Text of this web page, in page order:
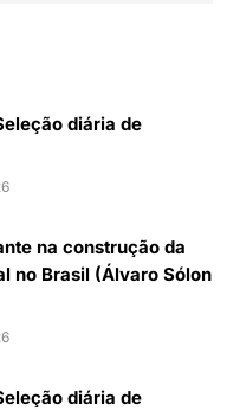
diária de
na construção da
no Brasil (Álvaro Sólon
diária de